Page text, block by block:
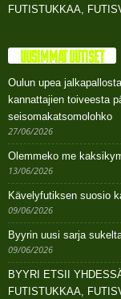
FUTISTUKKAA,
UUSIMMAT UUTISET
Oulun upea
kannattajien toiveesta
seisomakatsomolohko
27/06/2026
Olemmeko me
13/06/2026
Kävelyfutiksen suosio
09/06/2026
Byyrin uusi sarja
09/06/2026
BYYRI ETSII
FUTISTUKKAA,